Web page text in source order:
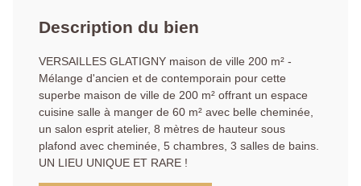
Description du bien
VERSAILLES GLATIGNY maison de ville 200 m² -
Mélange d'ancien et de contemporain pour cette
superbe maison de ville de 200 m² offrant un espace
cuisine salle à manger de 60 m² avec belle cheminée,
un salon esprit atelier, 8 mètres de hauteur sous
plafond avec cheminée, 5 chambres, 3 salles de bains.
UN LIEU UNIQUE ET RARE !